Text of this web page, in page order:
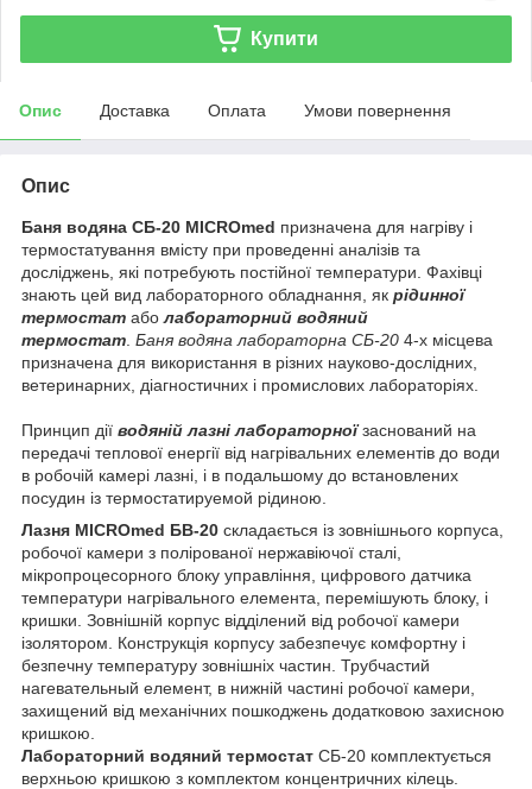
Купити
Опис Доставка Оплата Умови повернення
Опис
Баня водяна СБ-20 MICROmed призначена для нагріву і
термостатування вмісту при проведенні аналізів та
досліджень, які потребують постійної температури. Фахівці
знають цей вид лабораторного обладнання, як рідинної
термостат аболабораторний водяний
термостат Баня водяна лабораторна СБ-20 4-х місцева
призначена для використання в різних науково-дослідних,
ветеринарних, діагностичних і промислових лабораторіях.
Принцип дії водяній лазні лабораторноїзаснований на
передачі теплової енергії від нагрівальних елементів до води
в робочій камері лазні, і в подальшому до встановлених
посудин із термостатируемой рідиною.
Лазня MICROmed БВ-20 складається із зовнішнього корпуса,
робочої камери з полірованої нержавіючої сталі,
мікропроцесорного блоку управління, цифрового датчика
температури нагрівального елемента, перемішують блоку, і
кришки. Зовнішній корпус відділений від робочої камери
ізолятором. Конструкція корпусу забезпечує комфортну і
безпечну температуру зовнішніх частин. Трубчастий
нагевательный елемент, в нижній частині робочої камери,
захищений від механічних пошкоджень додатковою захисною
кришкою.
Лабораторний водяний термостат СБ-20 комплектується
верхньою кришкою з комплектом концентричних кілець.